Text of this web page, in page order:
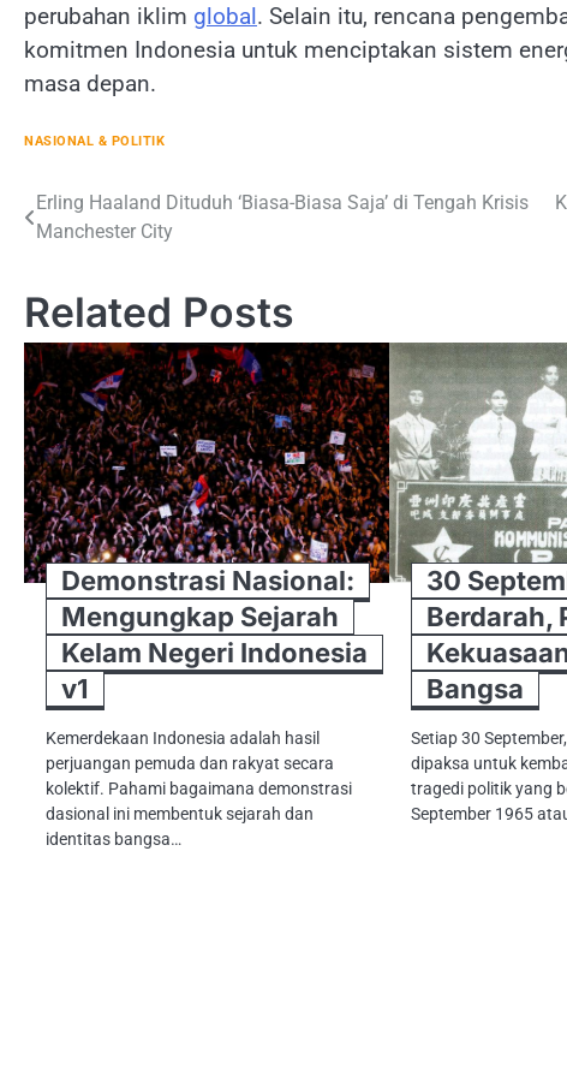
perubahan iklim global. Selain itu, rencana
komitmen Indonesia untuk menciptakan sistem
masa depan.
NASIONAL & POLITIK
Navigasi
Erling Haaland Dituduh ‘Biasa-Biasa Saja’ di Tengah Krisis
Manchester City
Related Posts
Demonstrasi Nasional:
Mengungkap Sejarah
Kelam Negeri Indonesia
v1
Kemerdekaan Indonesia adalah hasil
perjuangan pemuda dan rakyat secara
kolektif. Pahami bagaimana demonstrasi
dasional ini membentuk sejarah dan
identitas bangsa…
30
Berdarah,
Bangsa
Setiap 30
dipaksa untuk
tragedi politik yang
September 1965